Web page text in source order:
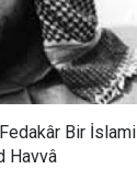
Bir İslami
Havvâ